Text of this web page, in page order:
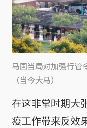
马国当局对加强行管
（当今大马）
在这非常时期大
疫工作带来反效果